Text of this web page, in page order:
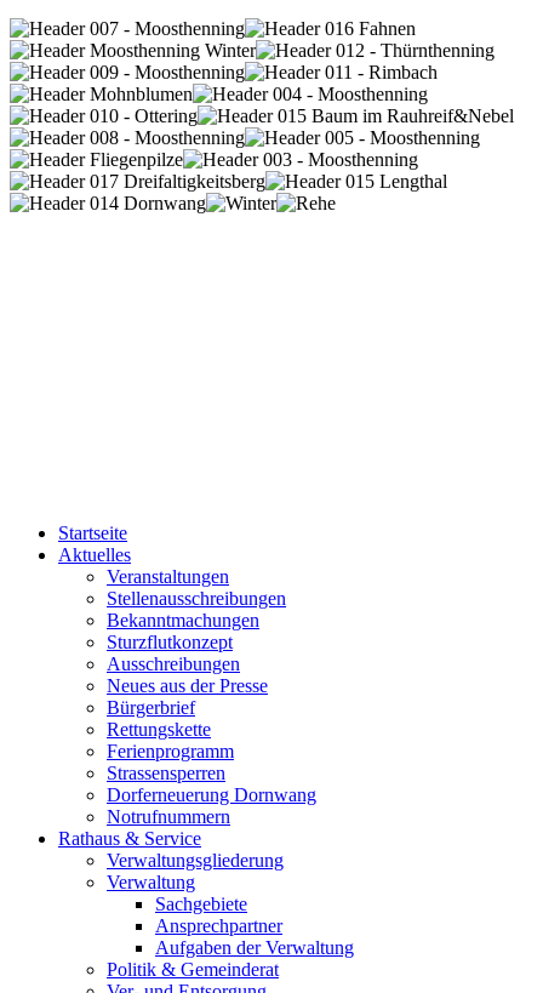
Startseite
Aktuelles
Veranstaltungen
Stellenausschreibungen
Bekanntmachungen
Sturzflutkonzept
Ausschreibungen
Neues aus der Presse
Bürgerbrief
Rettungskette
Ferienprogramm
Strassensperren
Dorferneuerung Dornwang
Notrufnummern
Rathaus & Service
Verwaltungsgliederung
Verwaltung
Sachgebiete
Ansprechpartner
Aufgaben der Verwaltung
Politik & Gemeinderat